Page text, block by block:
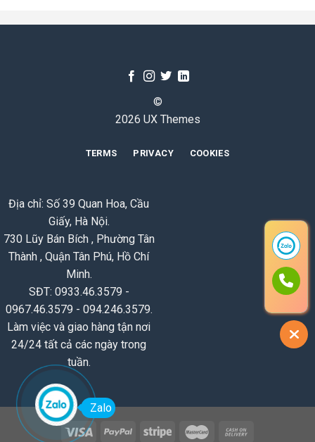
©
2026 UX Themes
TERMS PRIVACY COOKIES
Địa chỉ: Số 39 Quan Hoa, Cầu
Giấy, Hà Nội.
730 Lũy Bán Bích , Phường Tân
Thành , Quận Tân Phú, Hồ Chí
Minh.
SĐT: 0933.46.3579 -
0967.46.3579 - 094.246.3579.
Làm việc và giao hàng tận nơi
24/24 tất cả các ngày trong
tuần.
Zalo